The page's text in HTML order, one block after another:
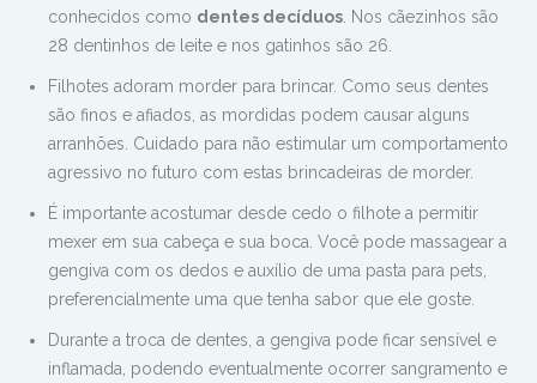
conhecidos como dentes decíduos . Nos cãezinhos são
28 dentinhos de leite e nos gatinhos são 26.
Filhotes adoram morder para brincar. Como seus dentes
são finos e afiados, as mordidas podem causar alguns
arranhões. Cuidado para não estimular um comportamento
agressivo no futuro com estas brincadeiras de morder.
É importante acostumar desde cedo o filhote a permitir
mexer em sua cabeça e sua boca. Você pode massagear a
gengiva com os dedos e auxílio de uma pasta para pets,
preferencialmente uma que tenha sabor que ele goste.
Durante a troca de dentes, a gengiva pode ficar sensível e
inflamada, podendo eventualmente ocorrer sangramento e